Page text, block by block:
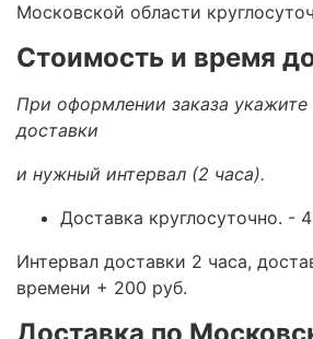
Московской области
Стоимость и время
При оформлении заказа
доставки
и нужный интервал (2 часа).
Доставка круглосуточно. -
Интервал доставки 2 часа,
времени + 200 руб.